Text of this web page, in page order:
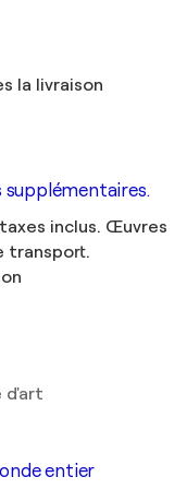
la livraison
supplémentaires.
inclus. Œuvres
transport.
d'art
entier